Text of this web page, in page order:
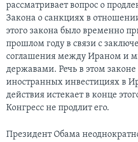
рассматривает вопрос о
Закона о санкциях в
этого закона было временно
прошлом году в связи с
соглашения между Ираном и
державами. Речь в этом законе
иностранных инвестициях в
действия истекает в конце
Конгресс не продлит его.
Президент Обама